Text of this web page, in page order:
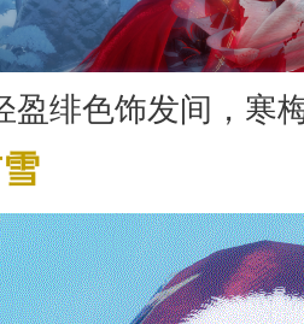
盈绯色饰发间，寒